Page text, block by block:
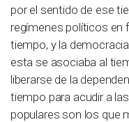
por el sentido de ese
regímenes políticos en
tiempo, y la
esta se asociaba al
liberarse de la
tiempo para acudir a
populares son los que